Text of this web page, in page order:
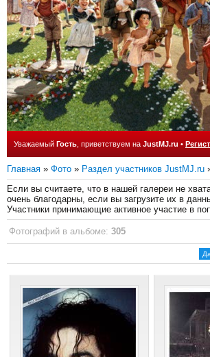
Уважаемый Гость , приветствуем на JustMJ.ru •
Главная » Фото » Раздел участников JustMJ.ru
Если вы считаете, что в нашей галереи не
очень благодарны, если вы загрузите их в
Участники принимающие активное участие в
Фотографий в альбоме: 305